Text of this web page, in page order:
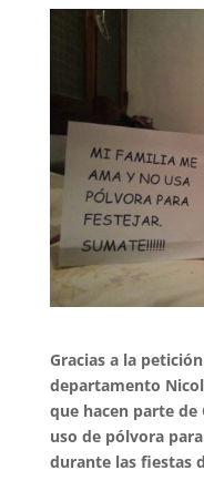
Gracias a la
departamento
que hacen parte
uso de pólvora
durante las fiestas